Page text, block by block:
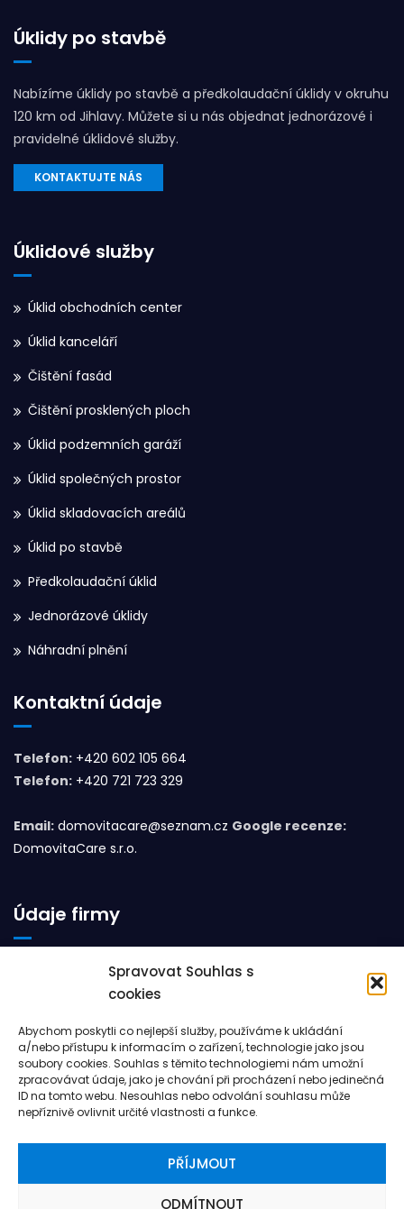
Spravovat Souhlas s
cookies
Abychom poskytli co nejlepší služby, používáme k ukládání
a/nebo přístupu k informacím o zařízení, technologie jako jsou
soubory cookies. Souhlas s těmito technologiemi nám umožní
zpracovávat údaje, jako je chování při procházení nebo jedinečná
ID na tomto webu. Nesouhlas nebo odvolání souhlasu může
nepříznivě ovlivnit určité vlastnosti a funkce.
PŘÍJMOUT
ODMÍTNOUT
Úklidy po stavbě
Nabízíme úklidy po stavbě a předkolaudační úklidy v okruhu
120 km od Jihlavy. Můžete si u nás objednat jednorázové i
pravidelné úklidové služby.
KONTAKTUJTE NÁS
Úklidové služby
Úklid obchodních center
Úklid kanceláří
Čištění fasád
Čištění prosklených ploch
Úklid podzemních garáží
Úklid společných prostor
Úklid skladovacích areálů
Úklid po stavbě
Předkolaudační úklid
Jednorázové úklidy
Náhradní plnění
Kontaktní údaje
Telefon: +420 602 105 664
Telefon: +420 721 723 329
Email: domovitacare@seznam.cz Google recenze:
DomovitaCare s.r.o.
Údaje firmy
DomovitaCare s.r.o.
Česká republika
IČO: 23054336
DomovitaCare s.r.o.
Jihlava, Humpolec, Třebíč, Havlíčkův Brod |